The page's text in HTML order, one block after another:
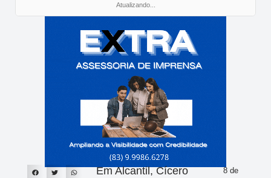
Atualizando...
Em Alcantil, Cícero
8 de